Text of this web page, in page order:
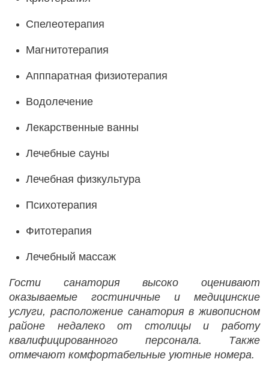
Спелеотерапия
Магнитотерапия
Апппаратная физиотерапия
Водолечение
Лекарственные ванны
Лечебные сауны
Лечебная физкультура
Психотерапия
Фитотерапия
Лечебный массаж
Гости санатория высоко оценивают
оказываемые гостиничные и медицинские
услуги, расположение санатория в живописном
районе недалеко от столицы и работу
квалифицированного персонала. Также
отмечают комфортабельные уютные номера.